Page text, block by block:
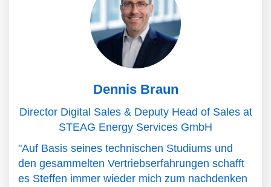
Dennis Braun
Director Digital Sales & Deputy Head of Sales at
STEAG Energy Services GmbH
"Auf Basis seines technischen Studiums und
den gesammelten Vertriebserfahrungen schafft
es Steffen immer wieder mich zum nachdenken